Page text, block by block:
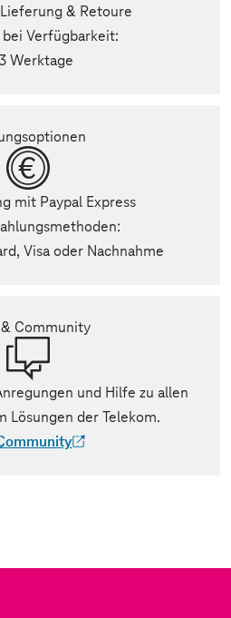
& Retoure
Verfügbarkeit:
Werktage
mit Paypal Express
Visa oder Nachnahme
Community
und Hilfe zu allen
Lösungen der Telekom.
wird in einem neuen Tab